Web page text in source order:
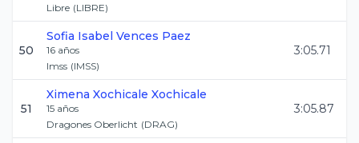
Libre (LIBRE)
50
Sofia Isabel Vences Paez
16 años
Imss (IMSS)
3:05.71
51
Ximena Xochicale Xochicale
15 años
Dragones Oberlicht (DRAG)
3:05.87